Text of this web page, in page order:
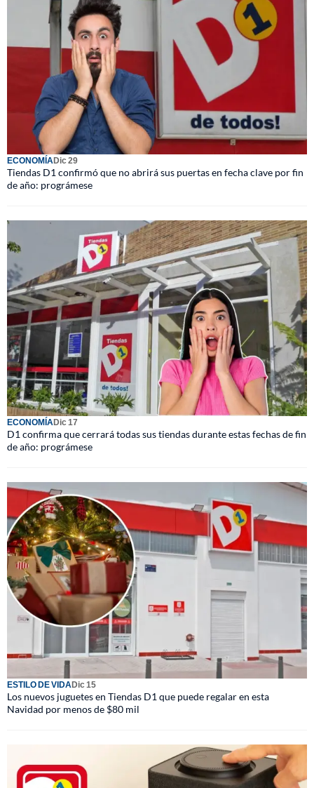
ECONOMÍADic 29
Tiendas D1 confirmó que no abrirá sus puertas en fecha clave por fin
de año: prográmese
ECONOMÍADic 17
D1 confirma que cerrará todas sus tiendas durante estas fechas de fin
de año: prográmese
ESTILO DE VIDADic 15
Los nuevos juguetes en Tiendas D1 que puede regalar en esta
Navidad por menos de $80 mil